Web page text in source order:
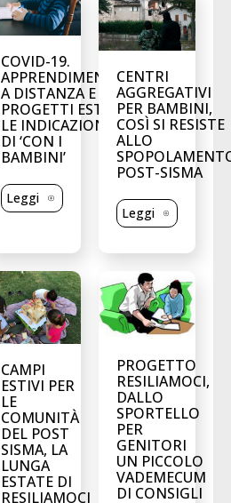
COVID-19.
APPRENDIMENTO
A DISTANZA E
PROGETTI ESTIVI,
LE INDICAZIONI
DI ‘CON I
BAMBINI’
Leggi
CENTRI
AGGREGATIVI
PER BAMBINI,
COSÌ SI RESISTE
ALLO
POST-SISMA
Leggi
CAMPI
ESTIVI PER
LE
COMUNITÀ
DEL POST
SISMA, LA
LUNGA
ESTATE DI
RESILIAMOCI
PROGETTO
RESILIAMOCI,
DALLO
SPORTELLO
PER
GENITORI
UN PICCOLO
VADEMECUM
DI CONSIGLI